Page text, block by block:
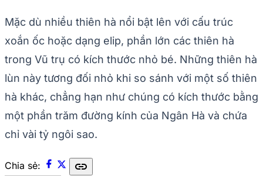
Mặc dù nhiều thiên hà nổi bật lên với cấu trúc
xoắn ốc hoặc dạng elip, phần lớn các thiên hà
trong Vũ trụ có kích thước nhỏ bé. Những thiên hà
lùn này tương đối nhỏ khi so sánh với một số thiên
hà khác, chẳng hạn như chúng có kích thước bằng
một phần trăm đường kính của Ngân Hà và chứa
chỉ vài tỷ ngôi sao.
Chia sẻ: link